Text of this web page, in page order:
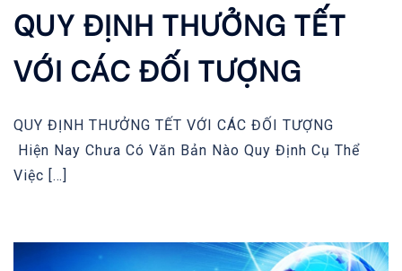
QUY ĐỊNH THƯỞNG TẾT
VỚI CÁC ĐỐI TƯỢNG
QUY ĐỊNH THƯỞNG TẾT VỚI CÁC ĐỐI TƯỢNG
Hiện Nay Chưa Có Văn Bản Nào Quy Định Cụ Thể
Việc […]